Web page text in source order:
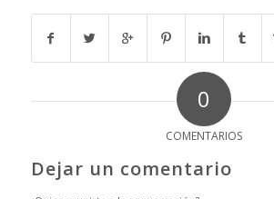
0
COMENTARIOS
Dejar un comentario